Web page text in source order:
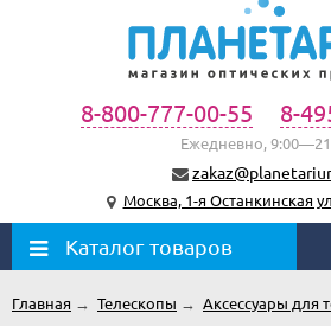
8-800-777-00-55 8-
Ежедневно,
Москва, 1-я Останкинская
Каталог товаров
Главная → Телескопы → Аксессуары для